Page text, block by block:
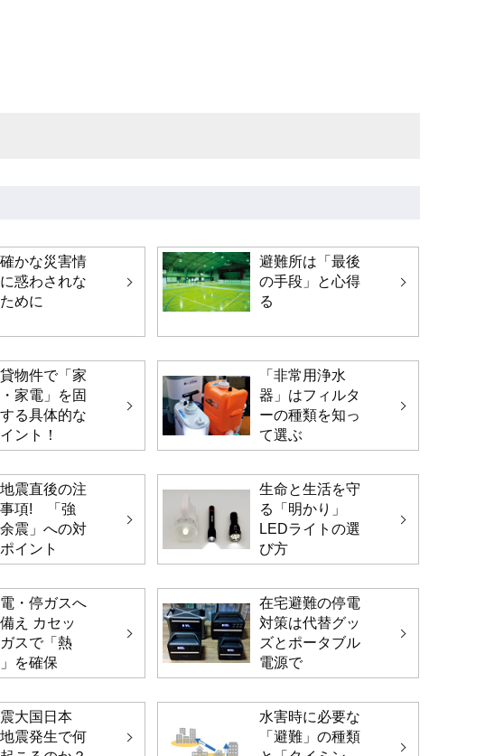
ドウで開きます)
かな災害情
惑わされな
めに
避難所は「最後
の手段」と心得
る
物件で「家
家電」を固
る具体的な
ント！
「非常用浄水
器」はフィルタ
ーの種類を知っ
て選ぶ
震直後の注
項! 「強
震」への対
イント
生命と生活を守
る「明かり」
LEDライトの選
び方
・停ガスへ
え カセッ
ガスで「熱
を確保
在宅避難の停電
対策は代替グッ
ズとポータブル
電源で
大国日本
震発生で何
水害時に必要な
「避難」の種類